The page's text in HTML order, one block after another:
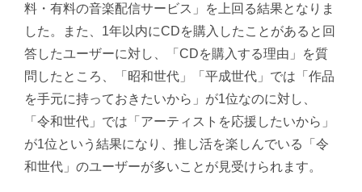
料・有料の音楽配信サービス」を上回る結果となりま
した。また、1年以内にCDを購入したことがあると回
答したユーザーに対し、「CDを購入する理由」を質
問したところ、「昭和世代」「平成世代」では「作品
を手元に持っておきたいから」が1位なのに対し、
「令和世代」では「アーティストを応援したいから」
が1位という結果になり、推し活を楽しんでいる「令
和世代」のユーザーが多いことが見受けられます。